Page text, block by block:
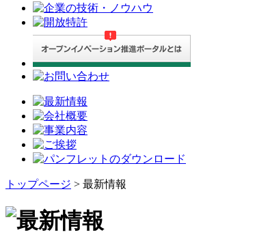
トップページ > 最新情報